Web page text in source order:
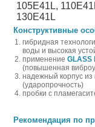
105E41L, 110E41
130E41 L
Конструктивные
гибридная
воды и высокая
применение GLASS
(повышенная
надежный корпус из
(ударопрочность)
пробки с
Рекомендация по